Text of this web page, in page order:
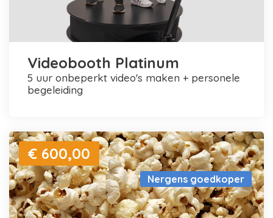
Videobooth Platinum
5 uur onbeperkt video's maken + personele
begeleiding
Nergens goedkoper
€ 600,00